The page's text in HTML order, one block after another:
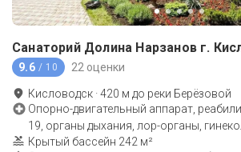
Санаторий Долина Нарзанов г.
9.6 / 10 22 оценки
Кисловодск ·420 м до реки Берёзовой
Опорно-двигательный аппарат,
19, органы дыхания, лор-органы,
Крытый бассейн 242 м²